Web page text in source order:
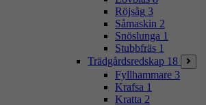
Röjsåg 3
Såmaskin 2
Snöslunga 1
Stubbfräs 1
Trädgårdsredskap 18
Fyllhammare 3
Krafsa 1
Kratta 2